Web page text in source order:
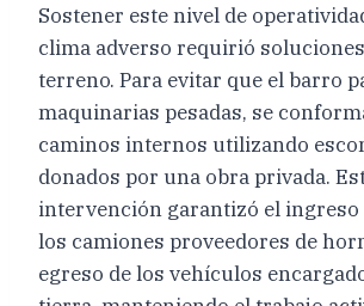
Sostener este nivel de
clima adverso requirió
terreno. Para evitar que el barro
maquinarias pesadas, se
caminos internos utilizando
donados por una obra privada.
intervención garantizó el
los camiones proveedores de
egreso de los vehículos